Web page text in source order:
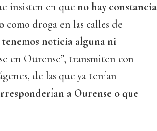
insisten en que no hay constancia
como droga en las calles de
tenemos noticia alguna ni
en Ourense”, transmiten con
de las que ya tenían
a Ourense o que